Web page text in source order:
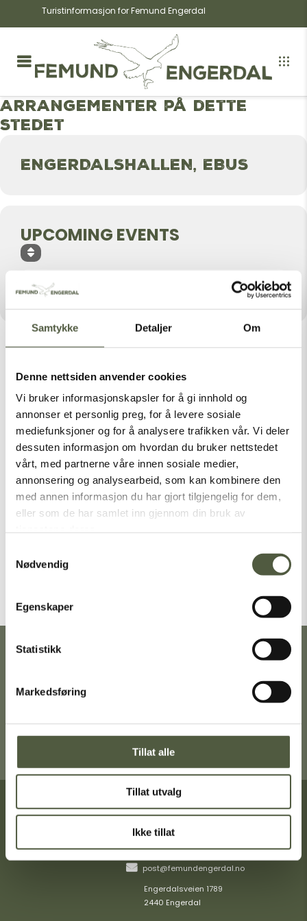
Samtykke Detaljer Om
Denne nettsiden anvender cookies
Vi bruker informasjonskapsler for å gi innhold og
annonser et personlig preg, for å levere sosiale
mediefunksjoner og for å analysere trafikken vår. Vi deler
dessuten informasjon om hvordan du bruker nettstedet
vårt, med partnerne våre innen sosiale medier,
annonsering og analysearbeid, som kan kombinere den
med annen informasjon du har gjort tilgjengelig for dem,
eller som de har samlet inn gjennom din bruk av
Nødvendig
Egenskaper
Statistikk
Markedsføring
Tillat alle
Tillat utvalg
Ikke tillat
Turistinformasjon for Femund Engerdal
Arrangementer på dette
stedet
ENGERDALSHALLEN, EBUS
UPCOMING EVENTS
INGEN ARRANGEMENTER
Latest Posts
Categories
Nasjonalparker
Ta gjerne turen innom Turistkontoret i
gode turtips og mer informasjon om
Få veibeskrivelse
Turistinformasjon
+47 40404349
post@femundengerdal.no
Engerdalsveien 1789
2440 Engerdal